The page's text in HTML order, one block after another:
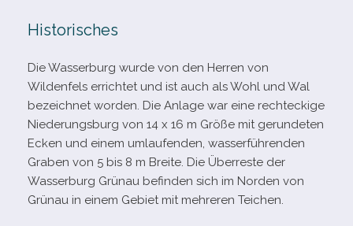
Historisches
Die Wasserburg wurde von den Herren von
Wildenfels errich­tet und ist auch als Wohl und Wal
bezeich­net wor­den. Die Anlage war eine recht­eckige
Niederungsburg von 14 x 16 m Größe mit gerun­de­ten
Ecken und einem umlau­fen­den, was­ser­füh­ren­den
Graben von 5 bis 8 m Breite. Die Überreste der
Wasserburg Grünau befin­den sich im Norden von
Grünau in einem Gebiet mit meh­re­ren Teichen.